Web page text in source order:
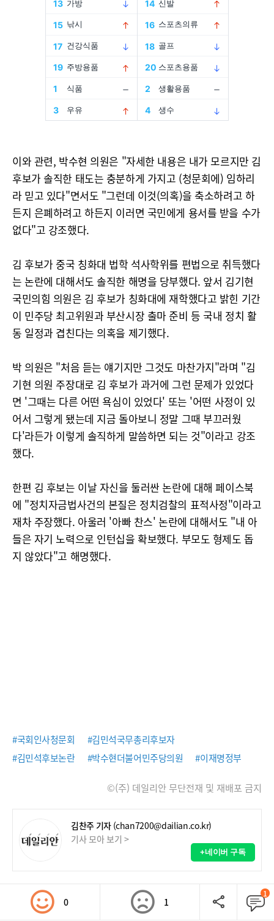
이와 관련, 박수현 의원은 "자세한 내용은 내가 모르지만 김
후보가 솔직한 태도는 충분하게 가지고 (청문회에) 임하리
라 믿고 있다"면서도 "그런데 이것(의혹)을 축소하려고 하
든지 은폐하려고 하든지 이러면 국민에게 용서를 받을 수가
없다"고 강조했다.
김 후보가 중국 칭화대 법학 석사학위를 편법으로 취득했다
는 논란에 대해서도 솔직한 해명을 당부했다. 앞서 김기현
국민의힘 의원은 김 후보가 칭화대에 재학했다고 밝힌 기간
이 민주당 최고위원과 부산시장 출마 준비 등 국내 정치 활
동 일정과 겹친다는 의혹을 제기했다.
박 의원은 "처음 듣는 얘기지만 그것도 마찬가지"라며 "김
기현 의원 주장대로 김 후보가 과거에 그런 문제가 있었다
면 '그때는 다른 어떤 욕심이 있었다' 또는 '어떤 사정이 있
어서 그렇게 됐는데 지금 돌아보니 정말 그때 부끄러웠
다'라든가 이렇게 솔직하게 말씀하면 되는 것"이라고 강조
했다.
한편 김 후보는 이날 자신을 둘러싼 논란에 대해 페이스북
에 "정치자금법사건의 본질은 정치검찰의 표적사정"이라고
재차 주장했다. 아울러 '아빠 찬스' 논란에 대해서도 "내 아
들은 자기 노력으로 인턴십을 확보했다. 부모도 형제도 돕
지 않았다"고 해명했다.
#국회인사청문회
#김민석국무총리후보자
#김민석후보논란
#박수현더불어민주당의원 #이재명정부
©(주) 데일리안 무단전재 및 재배포 금지
김찬주 기자 (chan7200@dailian.co.kr)
기사 모아 보기 >
+네이버 구독
0 1
1